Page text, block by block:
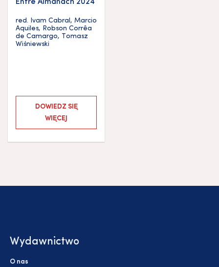
Entre Almanach 2024
red. Ivam Cabral, Marcio
Aquiles, Robson Corrêa
de Camargo, Tomasz
Wiśniewski
DOWIEDZ SIĘ
WIĘCEJ
Wydawnictwo
O nas